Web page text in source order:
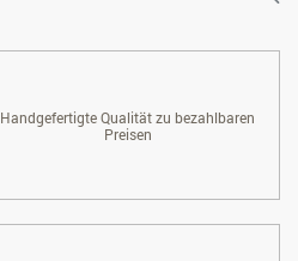
Handgefertigte Qualität zu bezahlbaren
Preisen